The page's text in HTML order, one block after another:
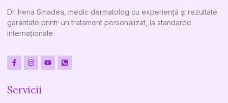
Dr. Irena Smadea, medic dermatolog cu experiență și rezultate
garantate printr-un tratament personalizat, la standarde
internaționale
Servicii